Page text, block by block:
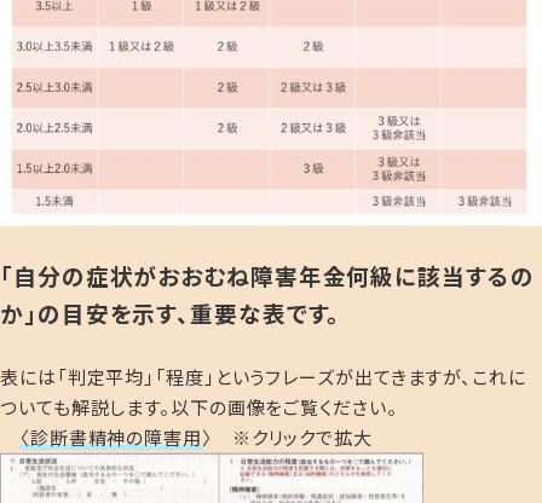
「自分の症状がおおむね障害年金何級に該当するの
か」の目安を示す、重要な表です。
表には「判定平均」「程度」というフレーズが出てきますが、これに
ついても解説します。以下の画像をご覧ください。
〈診断書精神の障害用〉 ※クリックで拡大